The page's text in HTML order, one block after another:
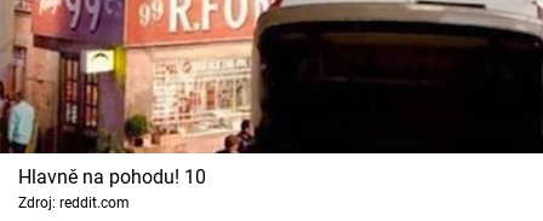
Hlavně na pohodu! 10
Zdroj: reddit.com